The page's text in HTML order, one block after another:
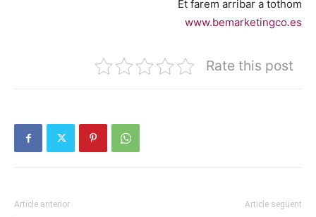
Et farem arribar a tothom
www.bemarketingco.es
Rate this post
Article anterior Article següent